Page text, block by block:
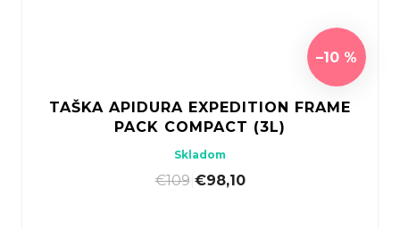
–10 %
TAŠKA APIDURA EXPEDITION FRAME
PACK COMPACT (3L)
Skladom
€109| €98,10